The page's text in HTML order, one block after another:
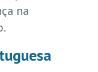
na